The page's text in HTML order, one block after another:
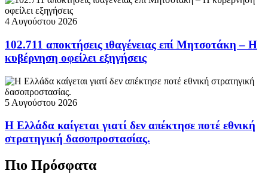
4 Αυγούστου 2026
102.711 αποκτήσεις ιθαγένειας επί Μητσοτάκη – Η
κυβέρνηση οφείλει εξηγήσεις
5 Αυγούστου 2026
Η Ελλάδα καίγεται γιατί δεν απέκτησε ποτέ εθνική
στρατηγική δασοπροστασίας.
Πιο Πρόσφατα